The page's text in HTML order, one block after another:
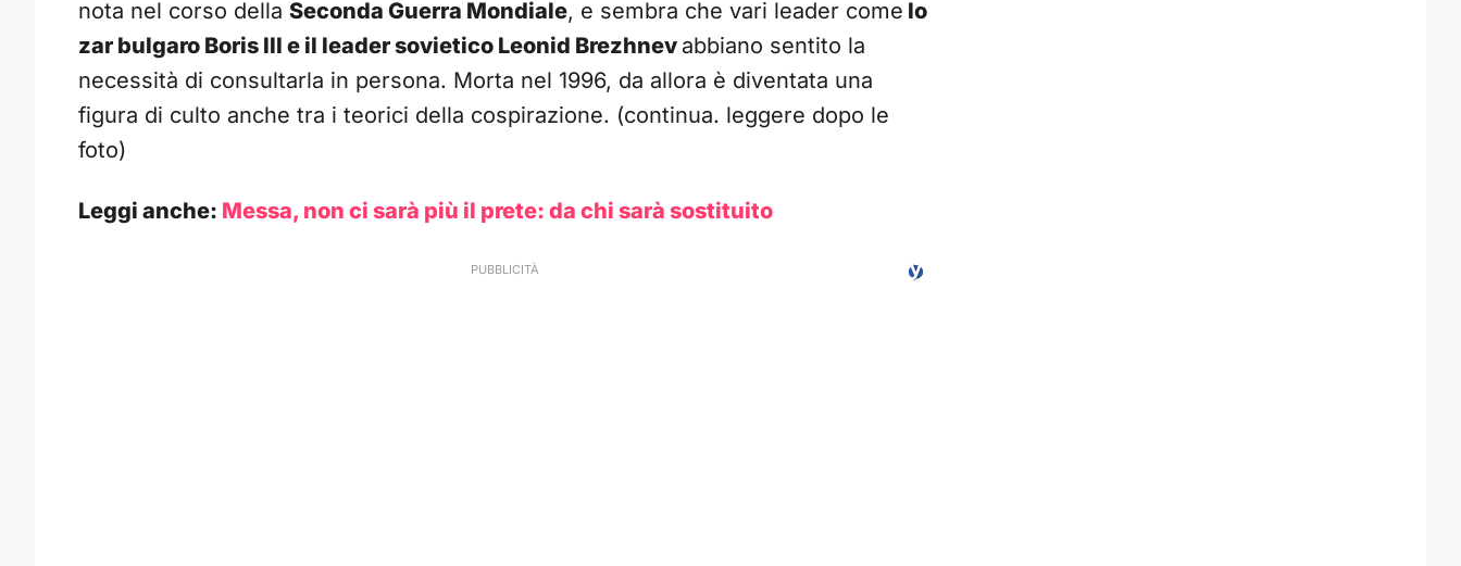
nota nel corso della Seconda Guerra Mondiale, e sembra che vari leader come lo
zar bulgaro Boris III e il leader sovietico Leonid Brezhnev abbiano sentito la
necessità di consultarla in persona. Morta nel 1996, da allora è diventata una
figura di culto anche tra i teorici della cospirazione. (continua. leggere dopo le
foto)
Leggi anche: Messa, non ci sarà più il prete: da chi sarà sostituito